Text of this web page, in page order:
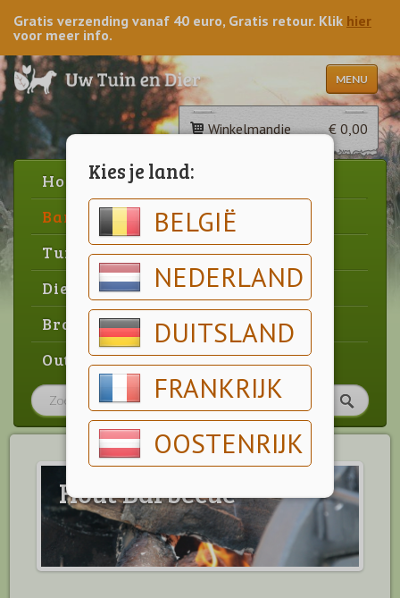
Kies je land:
BELGIË
NEDERLAND
DUITSLAND
FRANKRIJK
OOSTENRIJK
Gratis verzending vanaf 40 euro, Gratis retour. Klik hier
voor meer info.
MENU
Winkelmandje € 0,00
Home
Barbecue
Tuin
Dier
Brood & gebak
Outlet
Hout Barbecue